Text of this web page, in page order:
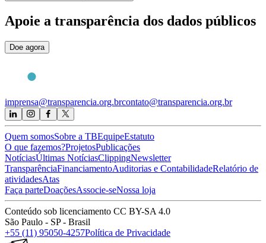
Apoie a transparência dos dados públicos
Doe agora
imprensa@transparencia.org.brcontato@transparencia.org.br
Quem somosSobre a TBEquipeEstatuto
O que fazemos?ProjetosPublicações
NotíciasÚltimas NotíciasClippingNewsletter
TransparênciaFinanciamentoAuditorias e ContabilidadeRelatório de
atividadesAtas
Faça parteDoaçõesAssocie-seNossa loja
Conteúdo sob licenciamento CC BY-SA 4.0
São Paulo - SP - Brasil
+55 (11) 95050-4257Política de Privacidade